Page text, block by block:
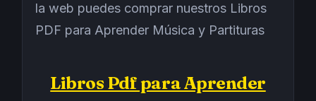
la web puedes comprar nuestros Libros
PDF para Aprender Música y Partituras
Libros Pdf para Aprender